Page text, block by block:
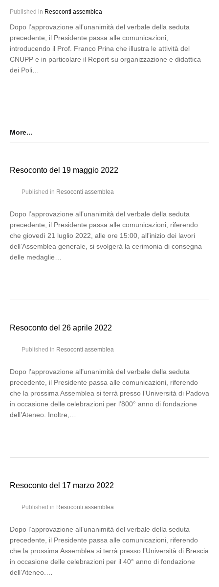
Published in Resoconti assemblea
Dopo l’approvazione all’unanimità del verbale della seduta
precedente, il Presidente passa alle comunicazioni,
introducendo il Prof. Franco Prina che illustra le attività del
CNUPP e in particolare il Report su organizzazione e didattica
dei Poli…
More...
Resoconto del 19 maggio 2022
Published in Resoconti assemblea
Dopo l’approvazione all’unanimità del verbale della seduta
precedente, il Presidente passa alle comunicazioni, riferendo
che giovedì 21 luglio 2022, alle ore 15:00, all’inizio dei lavori
dell’Assemblea generale, si svolgerà la cerimonia di consegna
delle medaglie…
Resoconto del 26 aprile 2022
Published in Resoconti assemblea
Dopo l’approvazione all’unanimità del verbale della seduta
precedente, il Presidente passa alle comunicazioni, riferendo
che la prossima Assemblea si terrà presso l’Università di Padova
in occasione delle celebrazioni per l’800° anno di fondazione
dell’Ateneo. Inoltre,…
Resoconto del 17 marzo 2022
Published in Resoconti assemblea
Dopo l’approvazione all’unanimità del verbale della seduta
precedente, il Presidente passa alle comunicazioni, riferendo
che la prossima Assemblea si terrà presso l’Università di Brescia
in occasione delle celebrazioni per il 40° anno di fondazione
dell’Ateneo.…